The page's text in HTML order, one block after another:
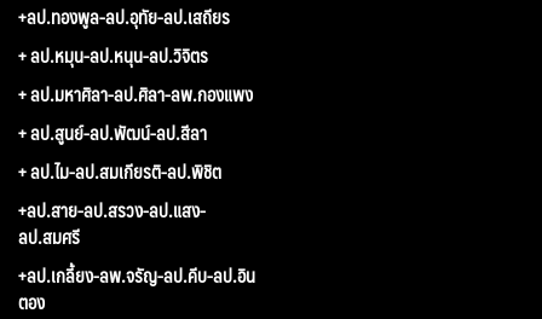
+ลป.ทองพูล-ลป.อุทัย-ลป.เสถียร
+ ลป.หมุน-ลป.หนุน-ลป.วิจิตร
+ ลป.มหาศิลา-ลป.ศิลา-ลพ.กองแพง
+ ลป.สูนย์-ลป.พัฒน์-ลป.สีลา
+ ลป.ไม-ลป.สมเกียรติ-ลป.พิชิต
+ลป.สาย-ลป.สรวง-ลป.แสง-
ลป.สมศรี
+ลป.เกลี้ยง-ลพ.จรัญ-ลป.คีบ-ลป.อิน
ตอง